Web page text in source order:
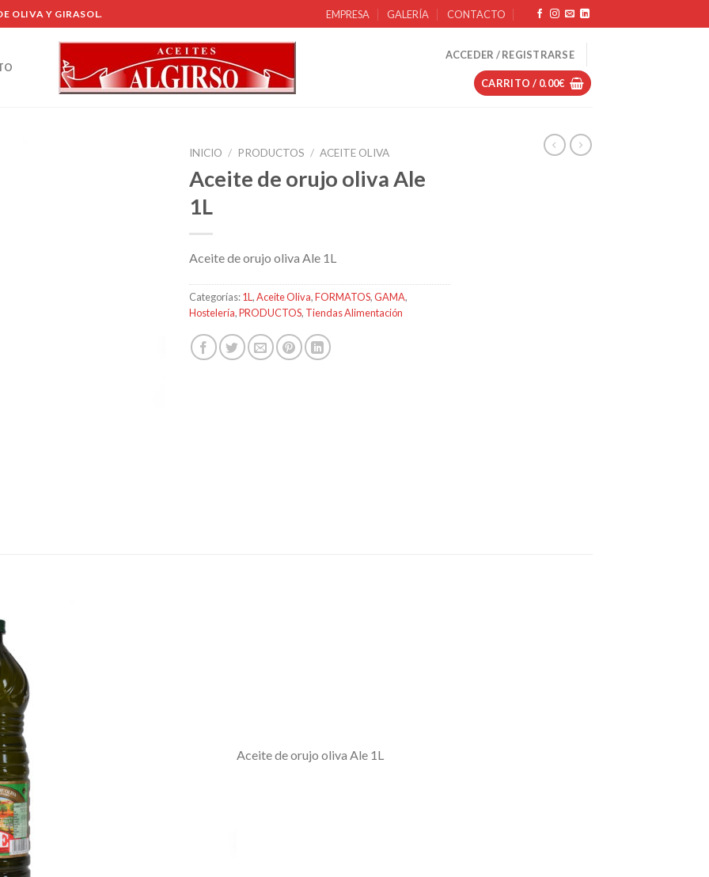
OLIVA Y GIRASOL. EMPRESA GALERÍA CONTACTO
ACCEDER / REGISTRARSE
CARRITO / 0.00€
INICIO / PRODUCTOS / ACEITE OLIVA
Aceite de orujo oliva Ale
1L
Aceite de orujo oliva Ale 1L
Categorías:1L ,Aceite Oliva,FORMATOS,GAMA,
Hostelería,PRODUCTOS, Tiendas Alimentación
Aceite de orujo oliva Ale 1L